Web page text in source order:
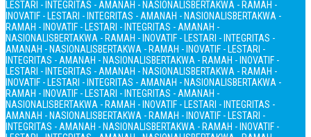
LESTARI - INTEGRITAS - AMANAH - NASIONALISBERTAKWA - RAMAH -
INOVATIF - LESTARI - INTEGRITAS - AMANAH - NASIONALISBERTAKWA -
RAMAH - INOVATIF - LESTARI - INTEGRITAS - AMANAH -
NASIONALISBERTAKWA - RAMAH - INOVATIF - LESTARI - INTEGRITAS -
AMANAH - NASIONALISBERTAKWA - RAMAH - INOVATIF - LESTARI -
INTEGRITAS - AMANAH - NASIONALISBERTAKWA - RAMAH - INOVATIF -
LESTARI - INTEGRITAS - AMANAH - NASIONALISBERTAKWA - RAMAH -
INOVATIF - LESTARI - INTEGRITAS - AMANAH - NASIONALISBERTAKWA -
RAMAH - INOVATIF - LESTARI - INTEGRITAS - AMANAH -
NASIONALISBERTAKWA - RAMAH - INOVATIF - LESTARI - INTEGRITAS -
AMANAH - NASIONALISBERTAKWA - RAMAH - INOVATIF - LESTARI -
INTEGRITAS - AMANAH - NASIONALISBERTAKWA - RAMAH - INOVATIF -